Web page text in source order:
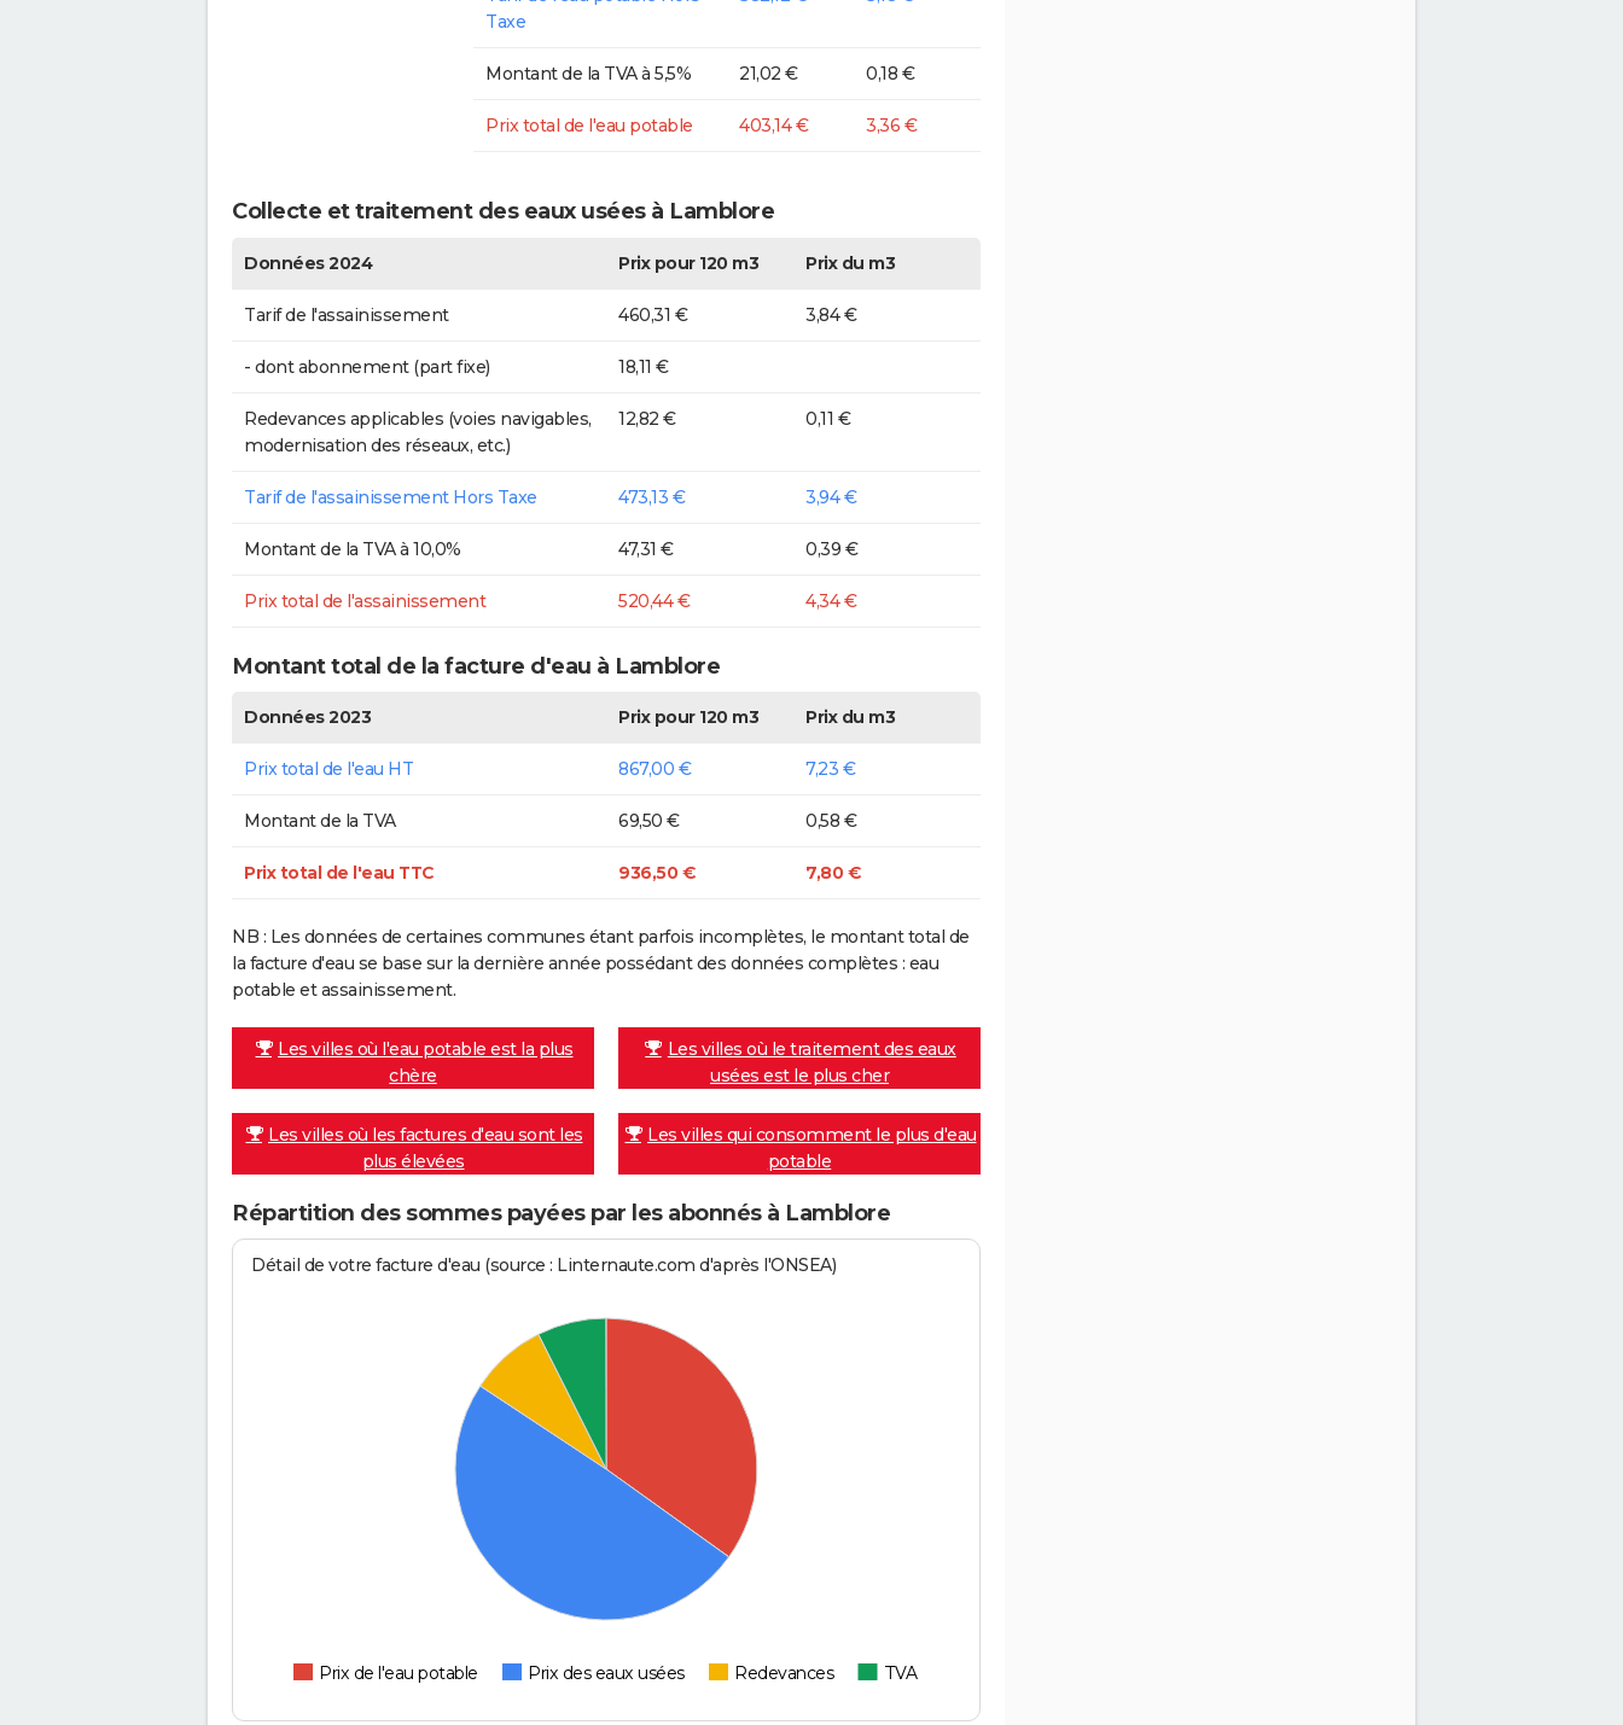
Taxe
Montant de la TVA à 5,5% 21,02 € 0,18 €
Prix total de l'eau potable 403,14 € 3,36 €
Collecte et traitement des eaux usées à Lamblore
Données 2024 Prix pour 120 m3 Prix du m3
Tarif de l'assainissement 460,31 € 3,84 €
- dont abonnement (part fixe) 18,11 €
Redevances applicables (voies navigables,
modernisation des réseaux, etc.)
12,82 € 0,11 €
Tarif de l'assainissement Hors Taxe 473,13 € 3,94 €
Montant de la TVA à 10,0% 47,31 € 0,39 €
Prix total de l'assainissement 520,44 € 4,34 €
Montant total de la facture d'eau à Lamblore
Données 2023 Prix pour 120 m3 Prix du m3
Prix total de l'eau HT 867,00 € 7,23 €
Montant de la TVA 69,50 € 0,58 €
Prix total de l'eau TTC 936,50 € 7,80 €
NB : Les données de certaines communes étant parfois incomplètes, le montant total de
la facture d'eau se base sur la dernière année possédant des données complètes : eau
potable et assainissement.
Les villes où l'eau potable est la plus
chère
Les villes où le traitement des eaux
usées est le plus cher
Les villes où les factures d'eau sont les
plus élevées
Les villes qui consomment le plus d'eau
potable
Répartition des sommes payées par les abonnés à Lamblore
Détail de votre facture d'eau (source : Linternaute.com d'après l'ONSEA)
Prix de l'eau potable Prix des eaux usées Redevances TVA